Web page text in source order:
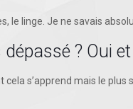
le linge. Je ne savais
? Oui et
cela s’apprend mais le